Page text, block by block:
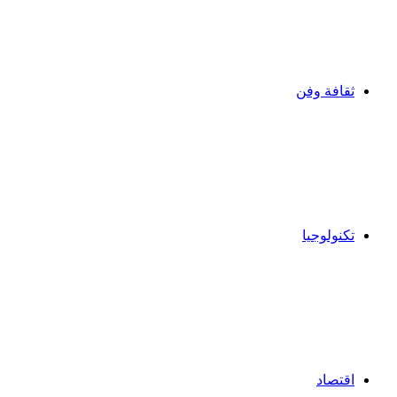
ثقافة وفن
تكنولوجيا
اقتصاد